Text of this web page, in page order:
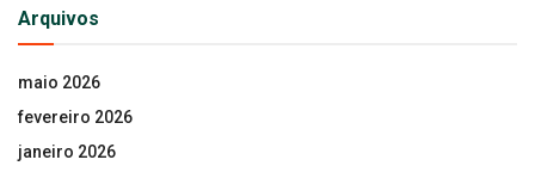
Arquivos
maio 2026
fevereiro 2026
janeiro 2026